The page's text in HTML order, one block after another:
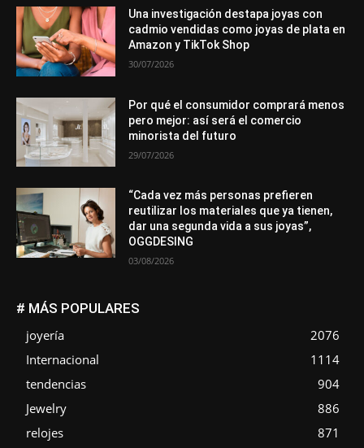
Una investigación destapa joyas con
cadmio vendidas como joyas de plata en
Amazon y TikTok Shop
30/07/2026
Por qué el consumidor comprará menos
pero mejor: así será el comercio
minorista del futuro
29/07/2026
“Cada vez más personas prefieren
reutilizar los materiales que ya tienen,
dar una segunda vida a sus joyas”,
OGGDESING
03/08/2026
# MÁS POPULARES
joyería
2076
Internacional
1114
tendencias
904
Jewelry
886
relojes
871